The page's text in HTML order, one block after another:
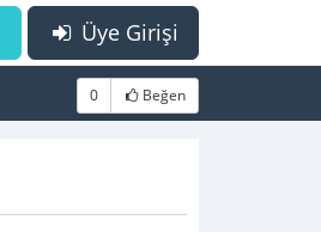
Üye Girişi
0 Beğen